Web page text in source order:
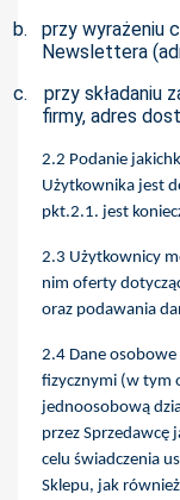
b.
przy wyrażeniu
Newslettera
c.
przy składaniu
firmy, adres
2.2 Podanie
Użytkownika jest
pkt.2.1. jest
2.3 Użytkownicy
nim oferty
oraz podawania
2.4 Dane
fizycznymi (w tym
jednoosobową
przez
celu świadczenia
Sklepu, jak